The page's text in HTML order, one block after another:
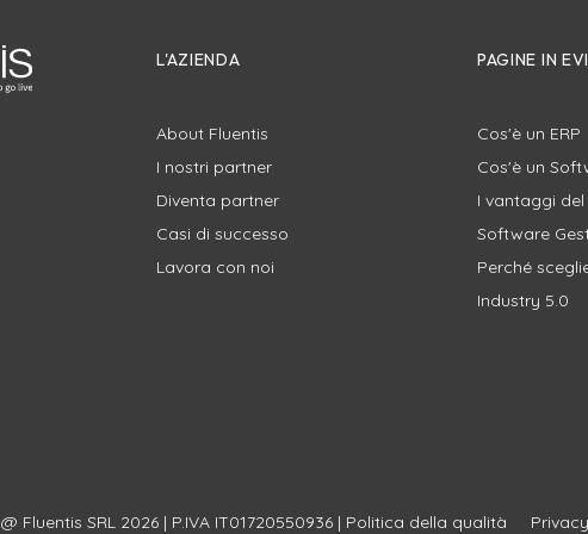
L'AZIENDA
About Fluentis
I nostri partner
Diventa partner
Casi di successo
Lavora con noi
PAGINE IN
Cos'è un ERP
Cos'è un
I vantaggi del
Software
Perché
Industry 5.0
@ Fluentis SRL 2026 | P.IVA IT01720550936 | Politica della qualità